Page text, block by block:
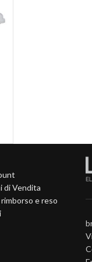
di Vendita
e reso